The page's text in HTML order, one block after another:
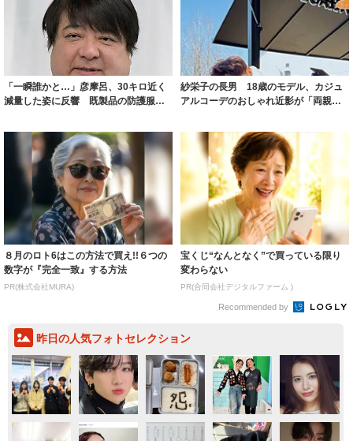
「一瞬誰かと…」彦摩呂、30キロ近く
減量した姿に反響 既製品の防護服が
紗栄子の長男 18歳のモデル、カジュ
アルコーデのおしゃれ近影が「両親の
８月のロト6はこの方法で買え!!６つの
数字が『完全一致』する方法
PR(株式会社MURA)
宝くじ“なんとなく”で買っている限り
変わらない
PR(合同会社デジタルファーム )
Recommended by
昨日の人気フォトセレクション